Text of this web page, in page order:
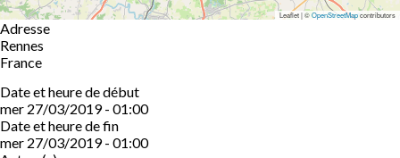
Leaflet | ©OpenStreetMapcontributors
Adresse
Rennes
France
Date et heure de début
mer 27/03/2019 - 01:00
Date et heure de fin
mer 27/03/2019 - 01:00